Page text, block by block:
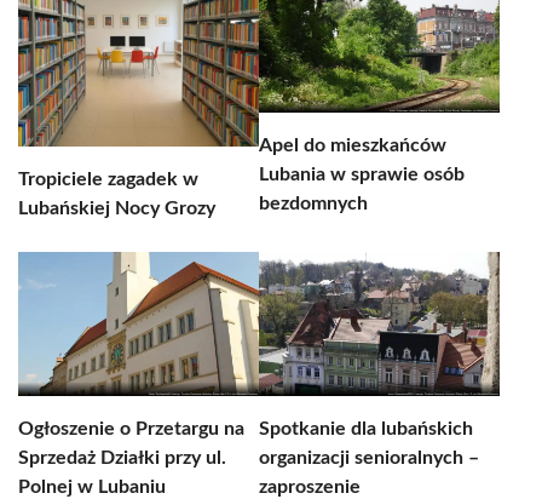
Tropiciele zagadek w
Lubańskiej Nocy Grozy
Apel do mieszkańców
Lubania w sprawie osób
bezdomnych
Ogłoszenie o Przetargu na
Sprzedaż Działki przy ul.
Polnej w Lubaniu
Spotkanie dla lubańskich
organizacji senioralnych –
zaproszenie